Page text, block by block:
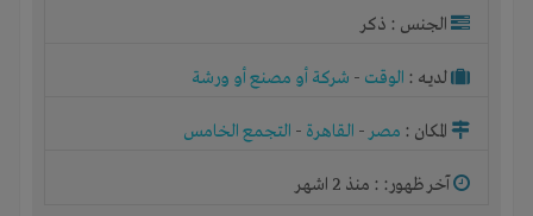
الجنس : ذكر
لديـه : الوقت - شركة أو مصنع أو ورشة
المكان : مصر- القاهرة - التجمع الخامس
آخر ظهور: : منذ 2 اشهر